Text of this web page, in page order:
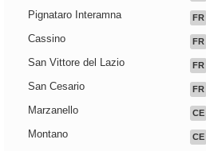
Pignataro Interamna FR
Cassino FR
San Vittore del Lazio FR
San Cesario FR
Marzanello CE
Montano CE